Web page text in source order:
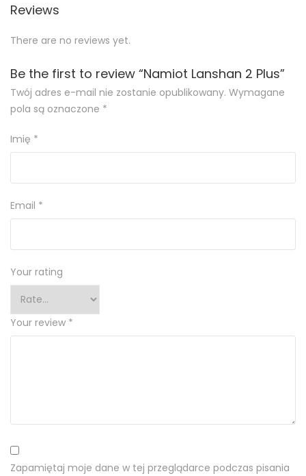
Reviews
There are no reviews yet.
Be the first to review “Namiot Lanshan 2 Plus”
Twój adres e-mail nie zostanie opublikowany. Wymagane
pola są oznaczone *
Imię *
Email *
Your rating
Your review *
Zapamiętaj moje dane w tej przeglądarce podczas pisania